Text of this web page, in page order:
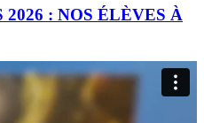
: NOS ÉLÈVES À